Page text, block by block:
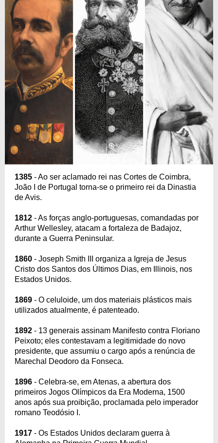
1385 - Ao ser aclamado rei nas Cortes de Coimbra,
João I de Portugal torna-se o primeiro rei da Dinastia
de Avis.
1812 - As forças anglo-portuguesas, comandadas por
Arthur Wellesley, atacam a fortaleza de Badajoz,
durante a Guerra Peninsular.
1860 - Joseph Smith III organiza a Igreja de Jesus
Cristo dos Santos dos Últimos Dias, em Illinois, nos
Estados Unidos.
1869 - O celuloide, um dos materiais plásticos mais
utilizados atualmente, é patenteado.
1892 - 13 generais assinam Manifesto contra Floriano
Peixoto; eles contestavam a legitimidade do novo
presidente, que assumiu o cargo após a renúncia de
Marechal Deodoro da Fonseca.
1896 - Celebra-se, em Atenas, a abertura dos
primeiros Jogos Olímpicos da Era Moderna, 1500
anos após sua proibição, proclamada pelo imperador
romano Teodósio I.
1917 - Os Estados Unidos declaram guerra à